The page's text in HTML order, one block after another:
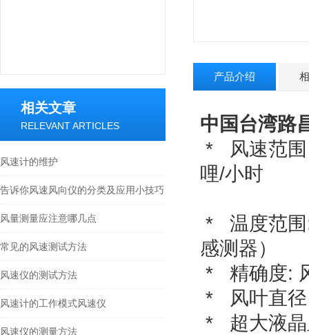
相关文章
RELEVANT ARTICLES
风速计的维护
告诉你风速风向仪的分类及应用小技巧
风量测量应注意哪几点
常见的风速测试方法
风速仪的测试方法
风速计的工作模式风速仪
风速仪的测量方法
产品介绍
中国台湾路
* 风速范围
哩/小时
* 温度范围
感测器）
* 精确度:
* 风叶直径
* 超大液晶